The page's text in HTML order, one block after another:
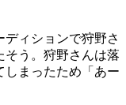
ィションで狩野さ
そう。狩野さんは落
しまったため「あー